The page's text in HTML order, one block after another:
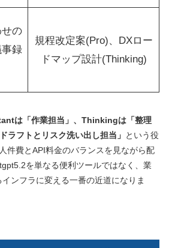
の
録
規程改定案(Pro)、DXロー
ドマップ設計(Thinking)
は「作業担当」、Thinkingは「整理
ラフトとリスク洗い出し担当」 という役
件費とAPI料金のバランスを見ながら配
を単なる便利ツールではなく、業
ンフラに変える一番の近道になりま